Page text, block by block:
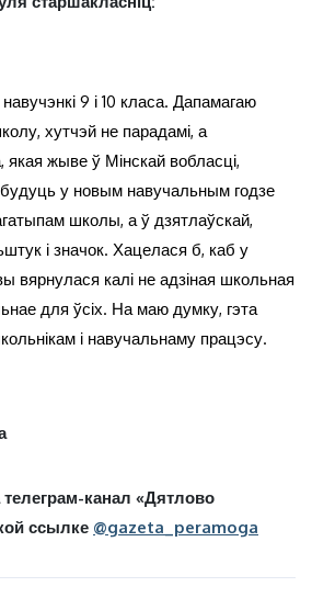
9 і 10 класа. Дапамагаю
хутчэй не парадамі, а
жыве ў Мінскай вобласці,
у новым навучальным годзе
школы, а ў дзятлаўскай,
і значок. Хацелася б, каб у
вярнулася калі не адзіная школьная
для ўсіх. На маю думку, гэта
і навучальнаму працэсу.
канал «Дятлово
ссылке @gazeta_peramoga